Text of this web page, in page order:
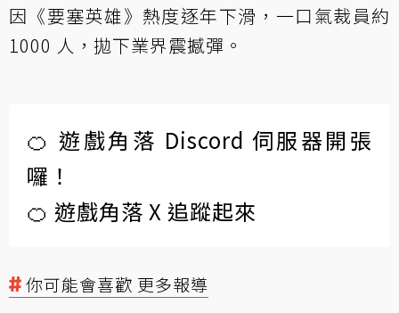
因《要塞英雄》熱度逐年下滑，一口氣裁員約
1000 人，拋下業界震撼彈。
🍊 遊戲角落 Discord 伺服器開張
囉！
🍊 遊戲角落 X 追蹤起來
你可能會喜歡 更多報導